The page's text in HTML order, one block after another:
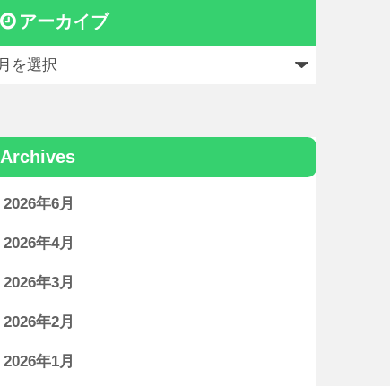
アーカイブ
Archives
2026年6月
2026年4月
2026年3月
2026年2月
2026年1月